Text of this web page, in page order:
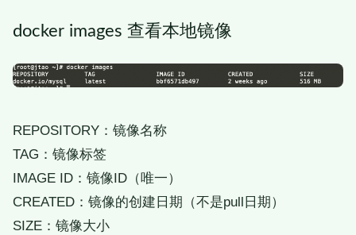
docker images 查看本地镜像
REPOSITORY：镜像名称
TAG：镜像标签
IMAGE ID：镜像ID（唯一）
CREATED：镜像的创建日期（不是pull日期）
SIZE：镜像大小